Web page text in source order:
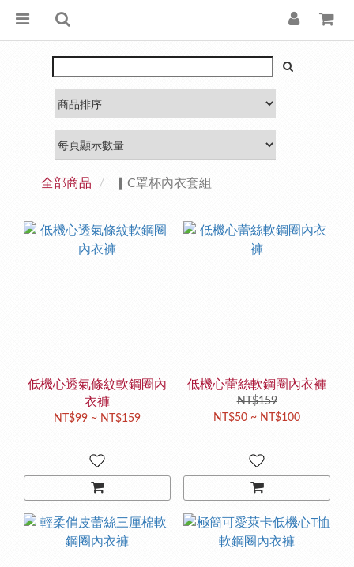
全部商品 ▎C罩杯內衣套組
低機心透氣條紋軟鋼圈內
衣褲
NT$99 ~ NT$159
低機心蕾絲軟鋼圈內衣褲
NT$159
NT$50 ~ NT$100